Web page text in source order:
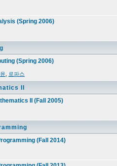
(Spring 2006)
(Spring 2006)
로파스
II
II (Fall 2005)
(Fall 2014)